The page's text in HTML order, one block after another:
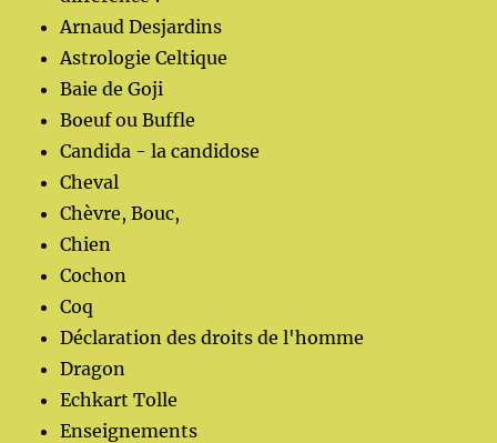
Arnaud Desjardins
Astrologie Celtique
Baie de Goji
Boeuf ou Buffle
Candida - la candidose
Cheval
Chèvre, Bouc,
Chien
Cochon
Coq
Déclaration des droits de l'homme
Dragon
Echkart Tolle
Enseignements